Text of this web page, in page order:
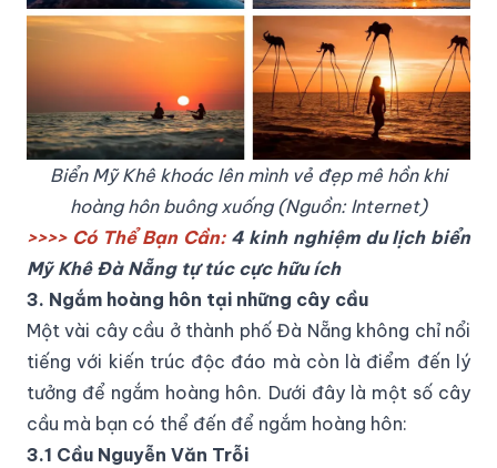
Biển Mỹ Khê khoác lên mình vẻ đẹp mê hồn khi
hoàng hôn buông xuống (Nguồn: Internet)
>>>> Có Thể Bạn Cần: 4 kinh nghiệm du lịch biển
Mỹ Khê Đà Nẵng tự túc cực hữu ích
3. Ngắm hoàng hôn tại những cây cầu
Một vài cây cầu ở thành phố Đà Nẵng không chỉ nổi
tiếng với kiến trúc độc đáo mà còn là điểm đến lý
tưởng để ngắm hoàng hôn. Dưới đây là một số cây
cầu mà bạn có thể đến để ngắm hoàng hôn:
3.1 Cầu Nguyễn Văn Trỗi